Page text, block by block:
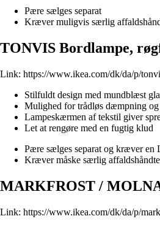
Pære sælges separat
Kræver muligvis særlig
TONVIS Bordlampe,
Link: https://www.ikea.com/dk/da/p/
Stilfuldt design med mundblæst
Mulighed for trådløs dæmpning
Lampeskærmen af tekstil giver
Let at rengøre med en fugtig klud
Pære sælges separat og kræver
Kræver måske særlig
MARKFROST /
Link: https://www.ikea.com/dk/da/p/